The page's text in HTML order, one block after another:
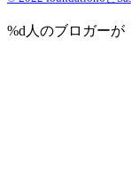
%d 人のブロガーが